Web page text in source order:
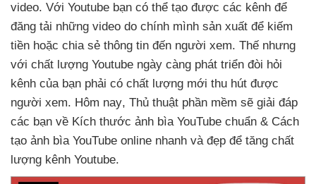
video. Với Youtube bạn có thể tạo được các kênh để
đăng tải những video do chính mình sản xuất để kiếm
tiền hoặc chia sẻ thông tin đến người xem. Thế nhưng
với chất lượng Youtube ngày càng phát triển đòi hỏi
kênh của bạn phải có chất lượng mới thu hút được
người xem. Hôm nay, Thủ thuật phần mềm sẽ giải đáp
các bạn về Kích thước ảnh bìa YouTube chuẩn & Cách
tạo ảnh bìa YouTube online nhanh và đẹp để tăng chất
lượng kênh Youtube.